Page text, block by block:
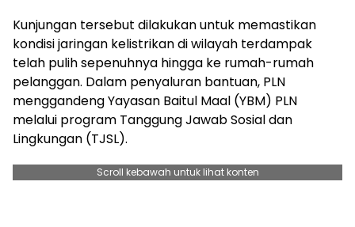
Kunjungan tersebut dilakukan untuk memastikan
kondisi jaringan kelistrikan di wilayah terdampak
telah pulih sepenuhnya hingga ke rumah-rumah
pelanggan. Dalam penyaluran bantuan, PLN
menggandeng Yayasan Baitul Maal (YBM) PLN
melalui program Tanggung Jawab Sosial dan
Lingkungan (TJSL).
Scroll kebawah untuk lihat konten